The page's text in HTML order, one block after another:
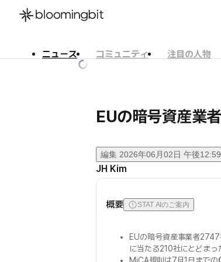
ニュース コミュニティ
注目の人物
EUの暗号資産業
編集 2026年06月02日 午後12:59
JH Kim
概要 STAT AIのご案内
EUの暗号資産事業者
に当たる210社にとどまっ